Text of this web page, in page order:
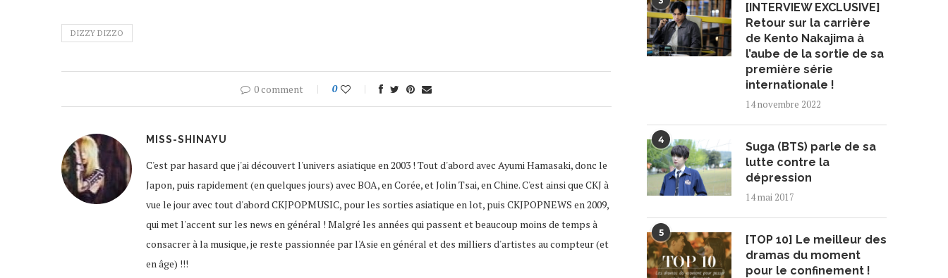
DIZZY DIZZO
0 comment 0
MISS-SHINAYU
C'est par hasard que j'ai découvert l'univers asiatique en 2003 ! Tout d'abord avec Ayumi Hamasaki, donc le
Japon, puis rapidement (en quelques jours) avec BOA, en Corée, et Jolin Tsai, en Chine. C'est ainsi que CKJ à
vue le jour avec tout d'abord CKJPOPMUSIC, pour les sorties asiatique en lot, puis CKJPOPNEWS en 2009,
qui met l'accent sur les news en général ! Malgré les années qui passent et beaucoup moins de temps à
consacrer à la musique, je reste passionnée par l'Asie en général et des milliers d'artistes au compteur (et
en âge) !!!
[INTERVIEW EXCLUSIVE]
Retour sur la carrière
de Kento Nakajima à
l’aube de la sortie de sa
première série
internationale !
14 novembre 2022
4
Suga (BTS) parle de sa
lutte contre la
dépression
14 mai 2017
5
[TOP 10] Le meilleur des
dramas du moment
pour le confinement !